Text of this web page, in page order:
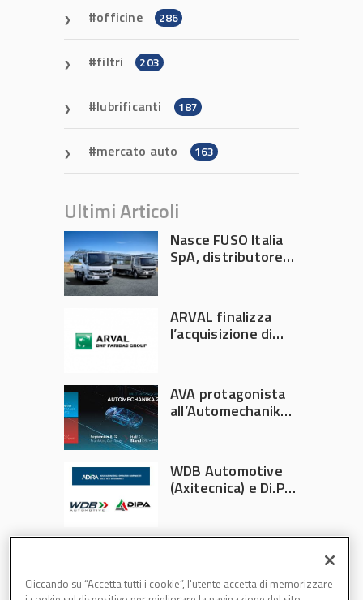
officine 286
filtri 203
lubrificanti 187
mercato auto 163
Ultimi Articoli
Nasce FUSO Italia
SpA, distributore
ARVAL finalizza
l’acquisizione di
AVA protagonista
all’Automechanika
WDB Automotive
(Axitecnica) e Di.Pa.
Cliccando su “Accetta tutti i cookie”, l'utente accetta di memorizzare